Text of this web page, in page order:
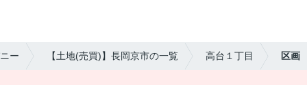
ー 【土地(売買)】長岡京市の一覧 高台１丁目 区画